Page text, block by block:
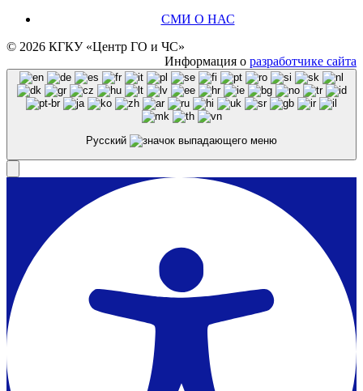
СМИ О НАС
© 2026 КГКУ «Центр ГО и ЧС»
Информация о разработчике сайта
Русский